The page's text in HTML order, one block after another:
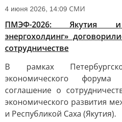
4 июня 2026, 14:09 СМИ
ПМЭФ-2026: Якутия
энергохолдинг»
сотрудничестве
В рамках
экономического
соглашение о
экономического развития
и Республикой Саха (Якутия).